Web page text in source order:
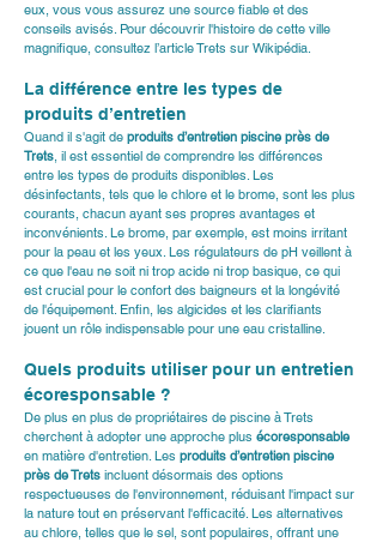
eux, vous vous assurez une source fiable et des
conseils avisés. Pour découvrir l'histoire de cette ville
magnifique, consultez l’article Trets sur Wikipédia.
La différence entre les types de
produits d’entretien
Quand il s'agit de produits d’entretien piscine près de
Trets, il est essentiel de comprendre les différences
entre les types de produits disponibles. Les
désinfectants, tels que le chlore et le brome, sont les plus
courants, chacun ayant ses propres avantages et
inconvénients. Le brome, par exemple, est moins irritant
pour la peau et les yeux. Les régulateurs de pH veillent à
ce que l'eau ne soit ni trop acide ni trop basique, ce qui
est crucial pour le confort des baigneurs et la longévité
de l'équipement. Enfin, les algicides et les clarifiants
jouent un rôle indispensable pour une eau cristalline.
Quels produits utiliser pour un entretien
écoresponsable ?
De plus en plus de propriétaires de piscine à Trets
cherchent à adopter une approche plus écoresponsable
en matière d'entretien. Les produits d’entretien piscine
près de Trets incluent désormais des options
respectueuses de l'environnement, réduisant l'impact sur
la nature tout en préservant l'efficacité. Les alternatives
au chlore, telles que le sel, sont populaires, offrant une